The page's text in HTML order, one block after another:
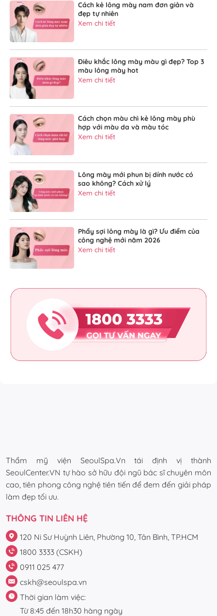
Cách kẻ lông mày nam đơn giản và
đẹp tự nhiên
Xem chi tiết
Điêu khắc lông mày màu gì đẹp? Top 3
màu lông mày hot
Xem chi tiết
Cách chọn màu chì kẻ lông mày phù
hợp với màu da và màu tóc
Xem chi tiết
Lông mày mới phun bị dính nước có
sao không? Cách xử lý
Xem chi tiết
Phẩy sợi lông mày là gì? Ưu điểm của
công nghệ mới năm 2026
Xem chi tiết
Thẩm mỹ viện SeoulSpa.Vn tái định vị thành
SeoulCenter.VN tự hào sở hữu đội ngũ bác sĩ chuyên môn
cao, tiên phong công nghệ tiên tiến để đem đến giải pháp
làm đẹp tối ưu.
THÔNG TIN LIÊN HỆ
120 Ni Sư Huỳnh Liên, Phường 10, Tân Bình, TP.HCM
1800 3333 (CSKH)
0911 025 477
cskh@seoulspa.vn
Thời gian làm việc:
Từ 8:45 đến 18h30 hàng ngày